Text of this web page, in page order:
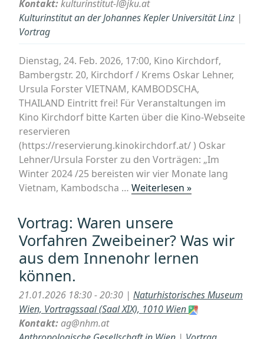
Kontakt:kulturinstitut-l@jku.at
Kulturinstitut an der Johannes Kepler Universität Linz |
Vortrag
Dienstag, 24. Feb. 2026, 17:00, Kino Kirchdorf,
Bambergstr. 20, Kirchdorf / Krems Oskar Lehner,
Ursula Forster VIETNAM, KAMBODSCHA,
THAILAND Eintritt frei! Für Veranstaltungen im
Kino Kirchdorf bitte Karten über die Kino-Webseite
reservieren
(https://reservierung.kinokirchdorf.at/ ) Oskar
Lehner/Ursula Forster zu den Vorträgen: „Im
Winter 2024 /25 bereisten wir vier Monate lang
Vietnam, Kambodscha … Weiterlesen »„Reisevortrag
24.02.2026“
Vortrag: Waren unsere
Vorfahren Zweibeiner? Was wir
aus dem Innenohr lernen
können.
21.01.2026 18:30 - 20:30 | Naturhistorisches Museum
Wien, Vortragssaal (Saal XIX), 1010 Wien
Kontakt:ag@nhm.at